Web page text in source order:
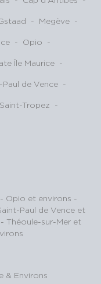
- Opio et environs -
Paul de Vence et
- Théoule-sur-Mer et
& Environs
- Megève -
- Opio -
Île Maurice -
Paul de Vence -
Saint-Tropez -